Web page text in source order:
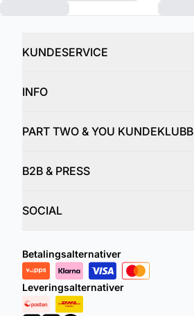
KUNDESERVICE
INFO
PART TWO & YOU KUNDEKLUBB
B2B & PRESS
SOCIAL
Betalingsalternativer
Leveringsalternativer